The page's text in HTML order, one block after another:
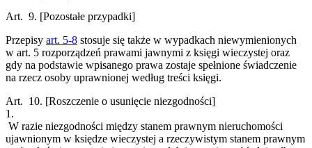
Art. 9. [Pozostałe przypadki]
Przepisy art. 5-8 stosuje się także w wypadkach niewymienionych
w art. 5 rozporządzeń prawami jawnymi z księgi wieczystej oraz
gdy na podstawie wpisanego prawa zostaje spełnione świadczenie
na rzecz osoby uprawnionej według treści księgi.
Art. 10. [Roszczenie o usunięcie niezgodności]
1.
W razie niezgodności między stanem prawnym nieruchomości
ujawnionym w księdze wieczystej a rzeczywistym stanem prawnym